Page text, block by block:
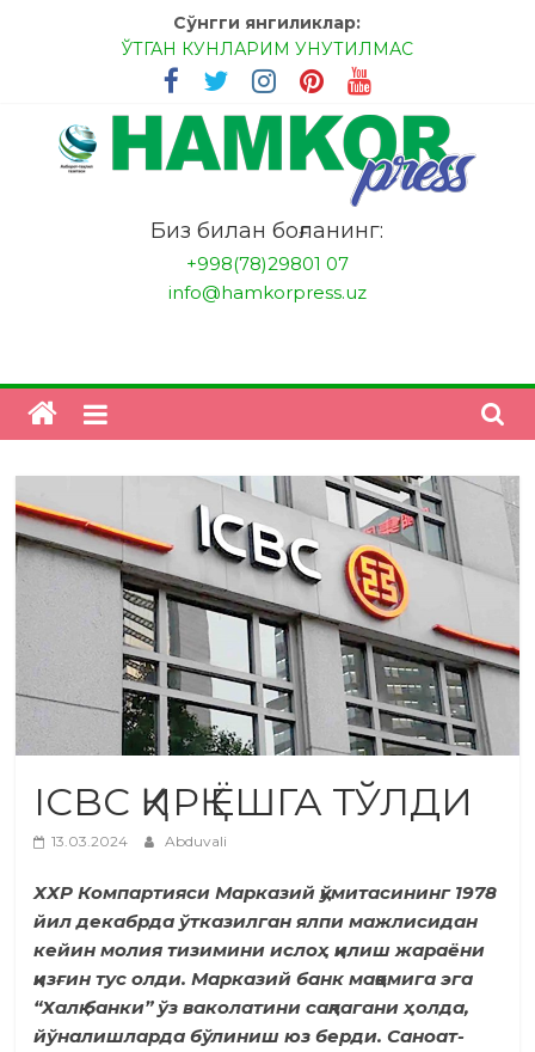
Сўнгги янгиликлар:
ЎТГАН КУНЛАРИМ УНУТИЛМАС
МЕССИ ВА РОНАЛДУ, АНА ЭНДИ ИККАЛАНГ ҲАМ
ҲУСАНОВГА ТАН БЕРИНГЛАР!
МЕҲР ОРҚАЛИ ШИФО
БАНКДА ИШЛАШ ОСОНМИ?
НАТИЖАГА ЭРИШИШ ЎЗ ҚЎЛИМИЗДА
"HamkorPress"
Биз билан боғланинг:
+998(78)29801 07
info@hamkorpress.uz
ICBC ҚИРҚ ЁШГА ТЎЛДИ
13.03.2024 Abduvali
ХХР Компартияси Марказий қўмитасининг 1978
йил декабрда ўтказилган ялпи мажлисидан
кейин молия тизимини ислоҳ қилиш жараёни
қизғин тус олди. Марказий банк мақомига эга
“Халқ банки” ўз ваколатини сақлагани ҳолда,
йўналишларда бўлиниш юз берди. Саноат­